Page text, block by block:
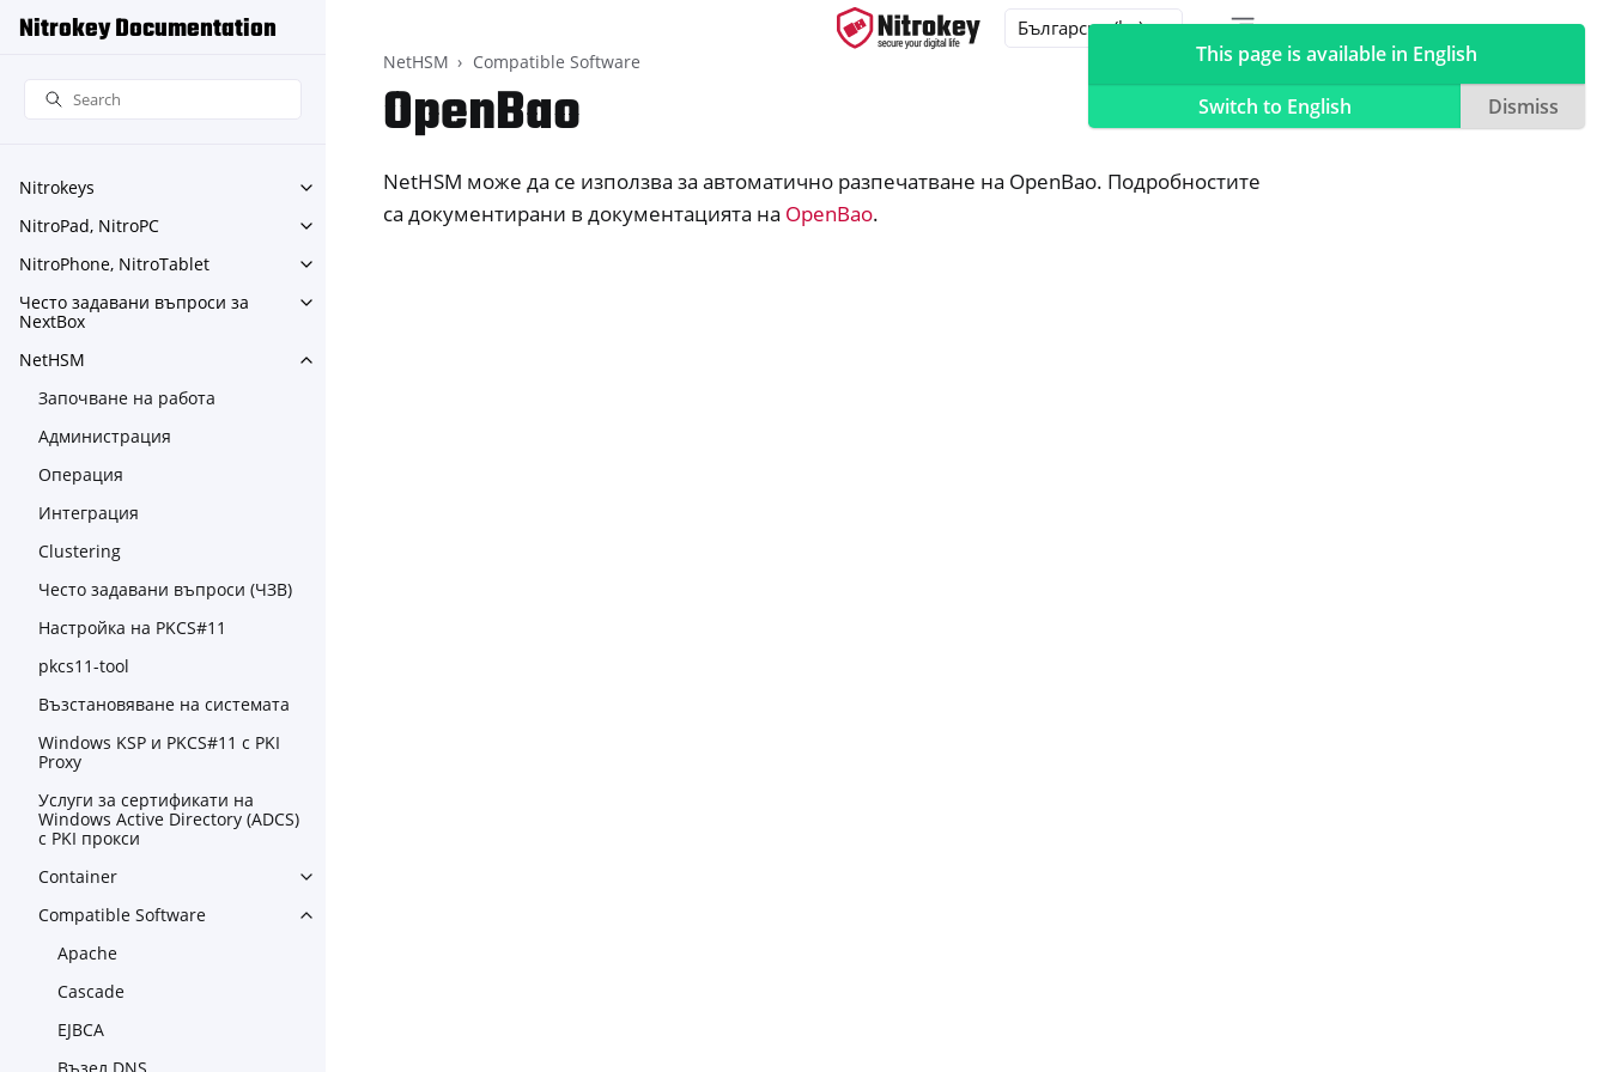
Nitrokey Documentation
Nitrokeys
Toggle navigation of Nitrokeys
NitroPad, NitroPC
Toggle navigation of NitroPad, NitroPC
NitroPhone, NitroTablet
Toggle navigation of NitroPhone, NitroTablet
Често задавани въпроси за
NextBox
Toggle navigation of Често задавани въпроси за NextBox
NetHSM
Toggle navigation of NetHSM
Започване на работа
Администрация
Операция
Интеграция
Clustering
Често задавани въпроси (ЧЗВ)
Настройка на PKCS#11
pkcs11-tool
Възстановяване на системата
Windows KSP и PKCS#11 с PKI
Proxy
Услуги за сертификати на
Windows Active Directory (ADCS)
с PKI прокси
Container
Toggle navigation of Container
Compatible Software
Toggle navigation of Compatible Software
Apache
Cascade
EJBCA
NetHSM Compatible Software
OpenBao
NetHSM може да се използва за автоматично разпечатване на OpenBao. Подробностите
са документирани в документацията на OpenBao.
This page is available in English
Switch to English
Dismiss